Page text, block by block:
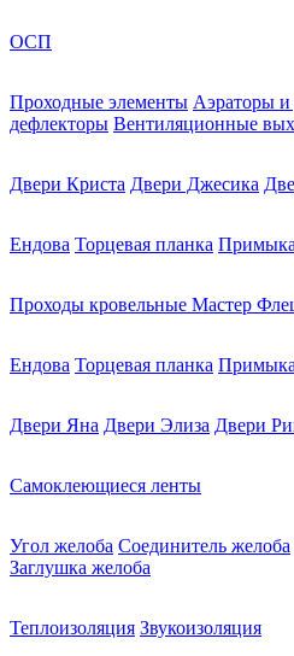
ОСП
Проходные элементы Аэраторы
дефлекторы Вентиляционные
Двери Криста Двери Джесика
Ендова Торцевая планка
Проходы кровельные Мастер
Ендова Торцевая планка
Двери Яна Двери Элиза Двери
Самоклеющиеся ленты
Угол желоба Соединитель желоба
Заглушка желоба
Теплоизоляция Звукоизоляция